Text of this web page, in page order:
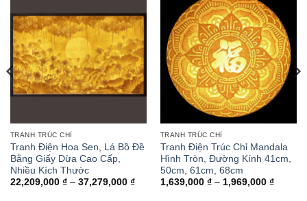
TRANH TRÚC CHỈ
Tranh Điện Hoa Sen, Lá Bồ Đề
Bằng Giấy Dừa Cao Cấp,
Nhiều Kích Thước
22,209,000 ₫ – 37,279,000 ₫Khoảng
TRANH TRÚC CHỈ
Tranh Điện Trúc Chỉ Mandala
Hình Tròn, Đường Kính 41cm,
50cm, 61cm, 68cm
1,639,000 ₫ – 1,969,000 ₫Khoảng